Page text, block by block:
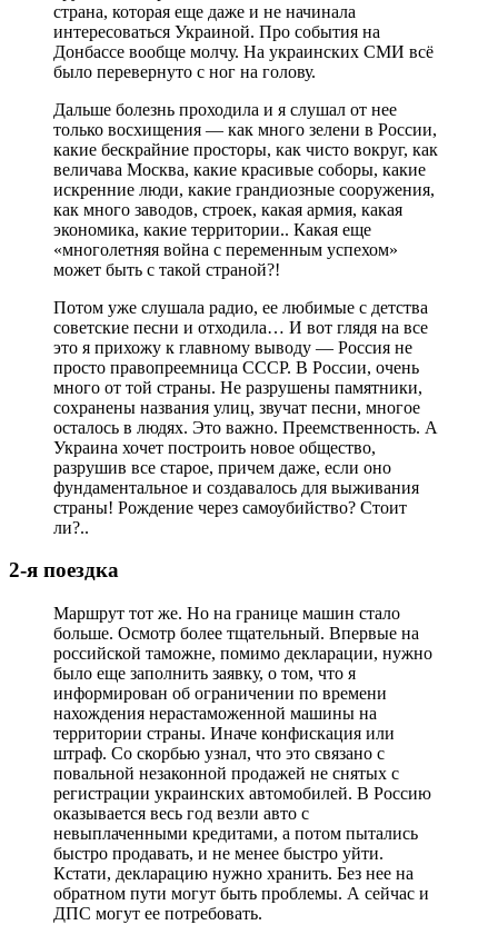
страна, которая еще даже и не начинала
интересоваться Украиной. Про события на
Донбассе вообще молчу. На украинских СМИ всё
было перевернуто с ног на голову.
Дальше болезнь проходила и я слушал от нее
только восхищения — как много зелени в России,
какие бескрайние просторы, как чисто вокруг, как
величава Москва, какие красивые соборы, какие
искренние люди, какие грандиозные сооружения,
как много заводов, строек, какая армия, какая
экономика, какие территории.. Какая еще
«многолетняя война с переменным успехом»
может быть с такой страной?!
Потом уже слушала радио, ее любимые с детства
советские песни и отходила… И вот глядя на все
это я прихожу к главному выводу — Россия не
просто правопреемница СССР. В России, очень
много от той страны. Не разрушены памятники,
сохранены названия улиц, звучат песни, многое
осталось в людях. Это важно. Преемственность. А
Украина хочет построить новое общество,
разрушив все старое, причем даже, если оно
фундаментальное и создавалось для выживания
страны! Рождение через самоубийство? Стоит
ли?..
2-я поездка
Маршрут тот же. Но на границе машин стало
больше. Осмотр более тщательный. Впервые на
российской таможне, помимо декларации, нужно
было еще заполнить заявку, о том, что я
информирован об ограничении по времени
нахождения нерастаможенной машины на
территории страны. Иначе конфискация или
штраф. Со скорбью узнал, что это связано с
повальной незаконной продажей не снятых с
регистрации украинских автомобилей. В Россию
оказывается весь год везли авто с
невыплаченными кредитами, а потом пытались
быстро продавать, и не менее быстро уйти.
Кстати, декларацию нужно хранить. Без нее на
обратном пути могут быть проблемы. А сейчас и
ДПС могут ее потребовать.